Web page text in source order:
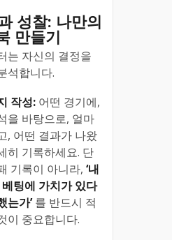
성찰: 나만의
만들기
는 자신의 결정을
석합니다.
작성: 어떤 경기에,
을 바탕으로, 얼마
, 어떤 결과가 나왔
히 기록하세요. 단
기록이 아니라, ‘내
팅에 가치가 있다
는가’를 반드시 적
이 중요합니다.